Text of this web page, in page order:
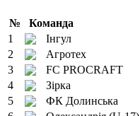
№ Команда
1
Інгул
2
Агротех
3
FC PROCRAFT
4
Зірка
5
ФК Долинська